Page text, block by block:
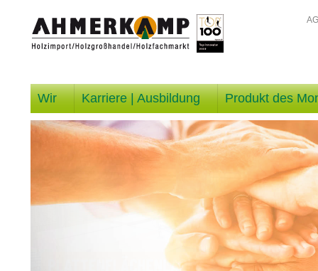
Wir Karriere | Ausbildung Produkt des